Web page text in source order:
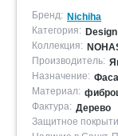
Бренд: Nichiha
Категория: Design
Коллекция:
Производитель:
Назначение:
Материал:
Фактура: Дерево
Защитное